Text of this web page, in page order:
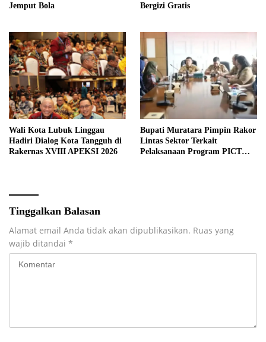
Jemput Bola Bergizi Gratis
Wali Kota Lubuk Linggau
Hadiri Dialog Kota Tangguh di
Rakernas XVIII APEKSI 2026
Bupati Muratara Pimpin Rakor
Lintas Sektor Terkait
Pelaksanaan Program PICT
Tinggalkan Balasan
Alamat email Anda tidak akan dipublikasikan. Ruas yang
wajib ditandai *